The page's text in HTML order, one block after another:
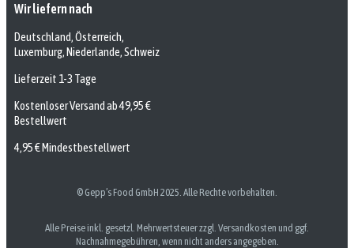
Wir liefern nach
Deutschland, Österreich,
Luxemburg, Niederlande, Schweiz
Lieferzeit 1-3 Tage
Kostenloser Versand ab 49,95 €
Bestellwert
4,95 € Mindestbestellwert
© Gepp’s Food GmbH 2025. Alle Rechte vorbehalten.
Alle Preise inkl. gesetzl. Mehrwertsteuer zzgl. Versandkosten und ggf.
Nachnahmegebühren, wenn nicht anders angegeben.